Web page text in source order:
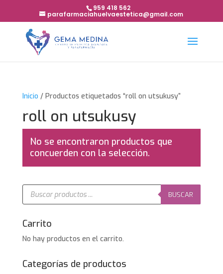
959 418 562
parafarmaciahuelvaestetica@gmail.com
Inicio / Productos etiquetados “roll on utsukusy”
roll on utsukusy
No se encontraron productos que
concuerden con la selección.
Búsqueda
productos
BUSCAR
Carrito
No hay productos en el carrito.
Categorías de productos